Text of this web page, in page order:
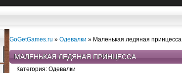
GoGetGames.ru » Одевалки » Маленькая ледяная принцесса
МАЛЕНЬКАЯ ЛЕДЯНАЯ ПРИНЦЕССА
Категория: Одевалки